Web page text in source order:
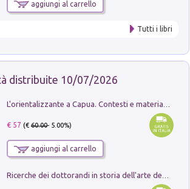
aggiungi al carrello
Tutti i libri
distribuite 10/07/2026
€ 57 (€60.00- 5.00%)
aggiungi al carrello